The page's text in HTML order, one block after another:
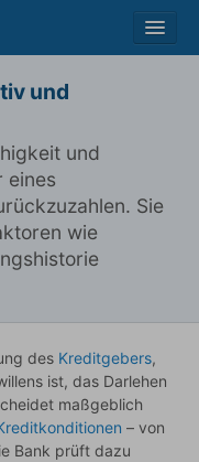
und
und
eines
Sie
wie
des Kreditgebers,
ist, das Darlehen
maßgeblich
– von
Bank prüft dazu